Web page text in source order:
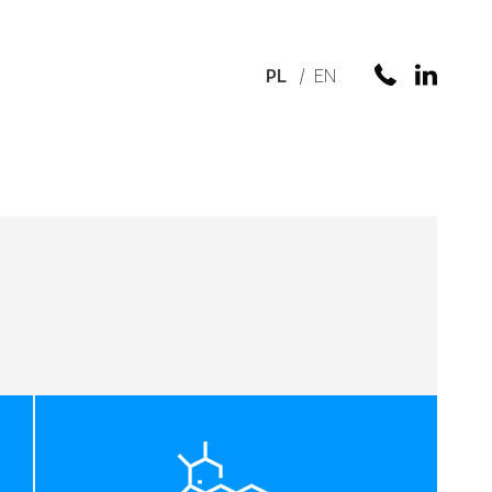
PL EN +48 572